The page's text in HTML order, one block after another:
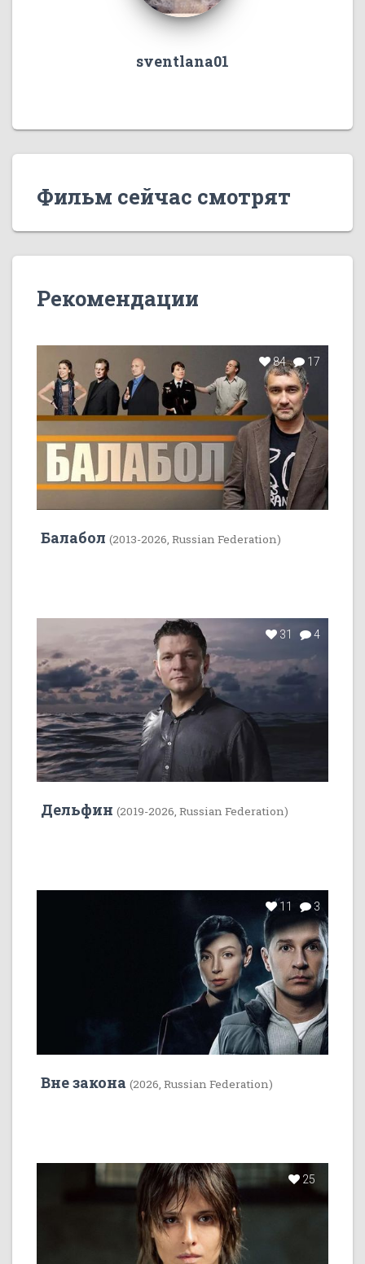
sventlana01
Фильм сейчас смотрят
Рекомендации
84 17
Балабол (2013-2026, Russian Federation)
31 4
Дельфин (2019-2026, Russian Federation)
11 3
Вне закона (2026, Russian Federation)
25